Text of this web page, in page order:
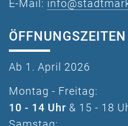
E-Mail:
ÖFFNUNGSZEITEN
Ab 1. April 2026
Montag - Freitag:
10 - 14 Uhr & 15 - 18